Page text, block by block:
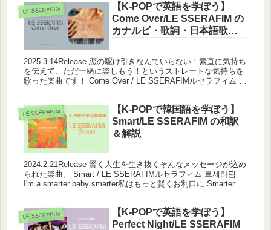
LE SSERAFIM
【K-POPで英語を学ぼう】
Come Over/LE SSERAFIM の
カナルビ・歌詞・日本語歌
2025.3.14Release 恋の駆け引きなんていらない！素直に気持ち
を伝えて、ただ一緒に楽しもう！というストレートな気持ちを
歌った楽曲です！ Come Over / LE SSERAFIMルセラフィム 르
LE SSERAFIM
【K-POPで韓国語を学ぼう】
Smart/LE SSERAFIM の和訳
＆解説
2024.2.21Release 賢く人生を生き抜くそんなメッセージが込め
られた楽曲。 Smart / LE SSERAFIMルセラフィム 르세라핌
I'm a smarter baby smarter私はもっと賢くお利口に Smarter...
LE SSERAFIM
【K-POPで英語を学ぼう】
Perfect Night/LE SSERAFIM